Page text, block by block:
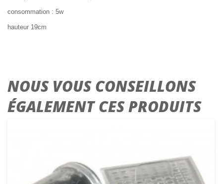
consommation : 5w
hauteur 19cm
NOUS VOUS CONSEILLONS
ÉGALEMENT CES PRODUITS